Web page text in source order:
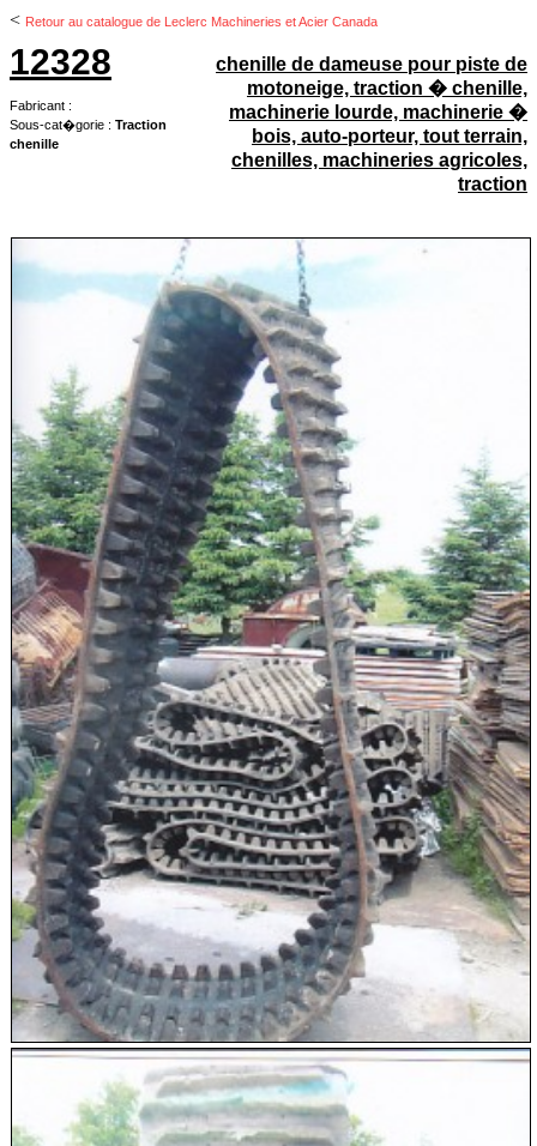
< Retour au catalogue de Leclerc Machineries et Acier Canada
12328
Fabricant :
Sous-cat�gorie : Traction
chenille
chenille de dameuse pour piste de
motoneige, traction � chenille,
machinerie lourde, machinerie �
bois, auto-porteur, tout terrain,
chenilles, machineries agricoles,
traction